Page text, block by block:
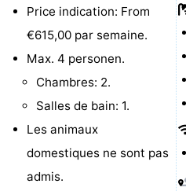
Voir
faire
d'intérêt
-
Price indication: From
€615,00 par semaine.
Max. 4 personen.
Chambres: 2.
Salles de bain: 1.
Les animaux
domestiques ne sont pas
admis.